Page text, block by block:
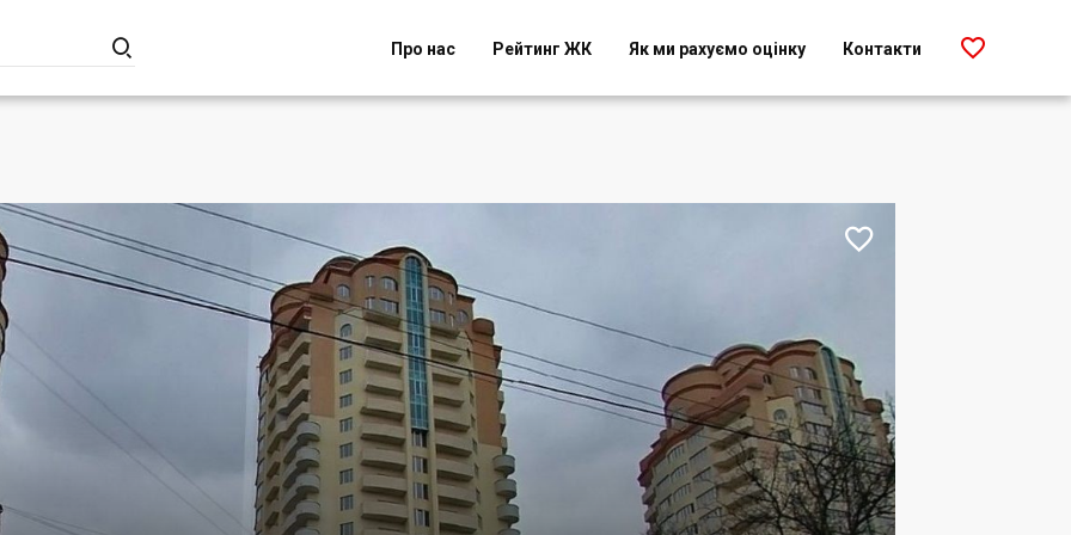
 Про нас Рейтинг ЖК Як ми рахуємо оцінку Контакти 
